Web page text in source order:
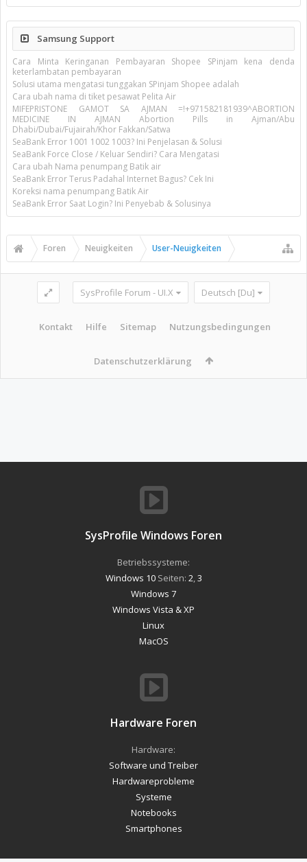
Samsung Support
Cara Minta Keringanan Pembayaran Shopee SPinjam kena denda
keterlambatan pembayaran
Solusi utama mengatasi tunggakan SPinjam Shopee adalah
Cara ubah nama di tiket pesawat Pelita Air
MIFEPRISTONE GAMOT SA AJMAN =!+971582181939^ABORTION
MEDICINE IN AJMAN Abortion Pills in Ajman/Abu
Dhabi/Dubai/Fujairah/Khor Fakkan/Satwa
SeaBank Error 1001 1002 1003? Ini Penjelasan & Solusi
SeaBank Force Close / Keluar Sendiri? Cara Mengatasi
Cara ubah Nama penumpang Batik air
SeaBank Error Terus Padahal Internet Bagus? Cek Ini
Koreksi nama penumpang Batik Air
SeaBank Error Saat Login? Ini Penyebab & Solusinya
Foren Neuigkeiten User-Neuigkeiten
SysProfile Forum - UI.X Deutsch [Du]
Kontakt Hilfe Sitemap Nutzungsbedingungen
Datenschutzerklärung
SysProfile Windows Foren
Betriebssysteme:
Windows 10Seiten: 2 3
Windows 7
Windows Vista & XP
Linux
MacOS
Hardware Foren
Hardware:
Software und Treiber
Hardwareprobleme
Systeme
Notebooks
Smartphones